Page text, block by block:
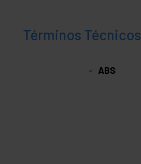
Términos Técnicos
ABS